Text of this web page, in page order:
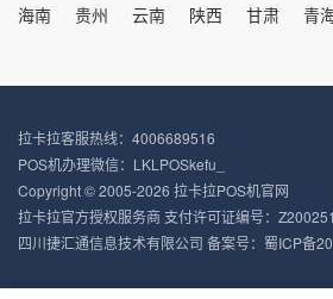
海南
贵州 云南 陕西 甘肃 青
拉卡拉客服热线：4006689516
POS机办理微信：LKLPOSkefu_
Copyright © 2005-2026 拉卡拉POS机官网
拉卡拉官方授权服务商 支付许可证编号：
四川捷汇通信息技术有限公司 备案号： 蜀ICP备